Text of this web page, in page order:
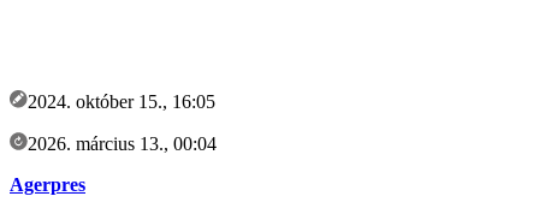
2024. október 15., 16:05
2026. március 13., 00:04
Agerpres